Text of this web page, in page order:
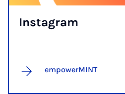
Ins­ta­gram
empowerMINT